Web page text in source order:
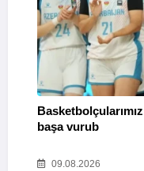
başa vurub
09.08.2026